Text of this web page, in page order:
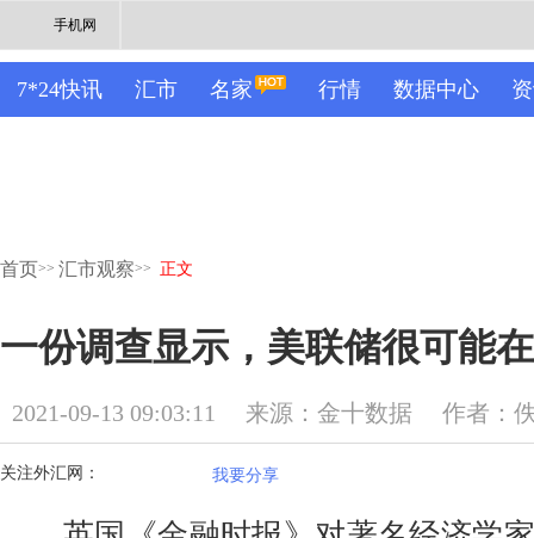
手机网
7*24快讯 汇市 名家 行情 数据中心
首页>> 汇市观察>> 正文
一份调查显示，美联储很可能
2021-09-13 09:03:11 来源：金十数据 作者：
关注外汇网： 我要分享